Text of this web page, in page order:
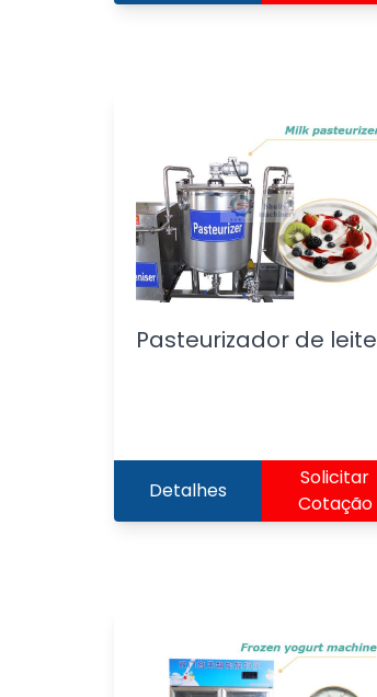
Pasteurizador de leite
Detalhes
Solicitar
Cotação